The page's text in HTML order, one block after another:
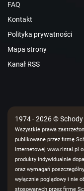
FAQ
Kontakt
Polityka prywatności
Mapa strony
Kanał RSS
1974 - 2026 ©
Wszystkie prawa
publikowane przez firmę
internetowej www.rintal.pl
produkty indywidualnie
oraz wymagań
wyłącznie poglądowy i nie
stosowanych przez firmę